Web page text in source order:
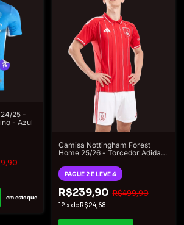
25 -
- Azul
em estoque
Camisa Nottingham Forest
Home 25/26 - Torcedor Adidas
PAGUE 2 E LEVE 4
R$239,90 R$499,90
12 xde R$24,68